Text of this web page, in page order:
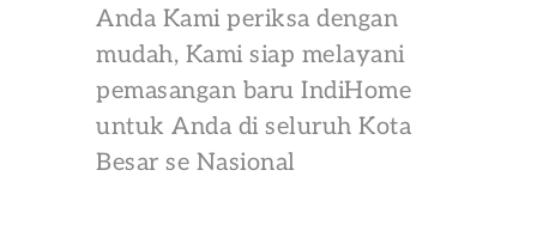
Anda Kami periksa dengan
mudah, Kami siap melayani
pemasangan baru IndiHome
untuk Anda di seluruh Kota
Besar se Nasional